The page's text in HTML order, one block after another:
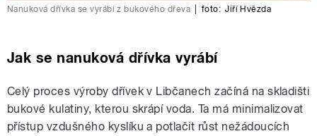
Nanuková dřívka se vyrábí z bukového dřeva foto: Jiří Hvězda
Jak se nanuková dřívka vyrábí
Celý proces výroby dřívek v Libčanech začíná na skladišti
bukové kulatiny, kterou skrápí voda. Ta má minimalizovat
přístup vzdušného kyslíku a potlačit růst nežádoucích